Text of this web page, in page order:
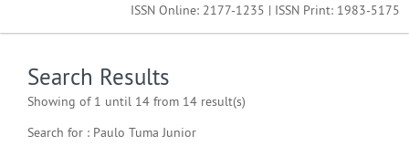
ISSN Online: 2177-1235 | ISSN Print: 1983-5175
Search Results
Showing of 1 until 14 from 14 result(s)
Search for : Paulo Tuma Junior